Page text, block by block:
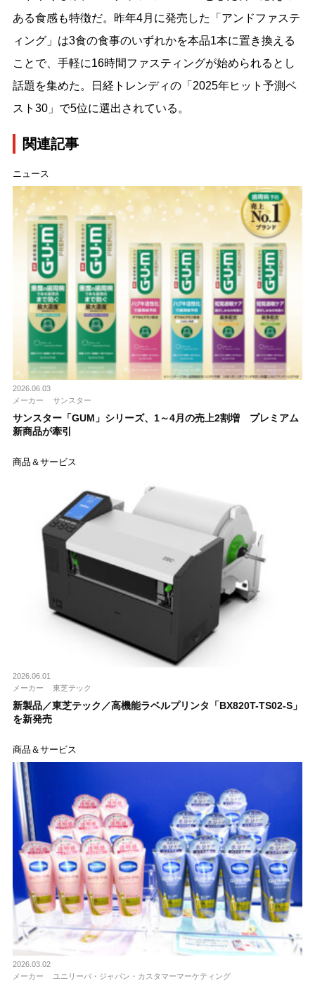
ある食感も特徴だ。昨年4月に発売した「アンドファステ
ィング」は3食の食事のいずれかを本品1本に置き換える
ことで、手軽に16時間ファスティングが始められるとし
話題を集めた。日経トレンディの「2025年ヒット予測ベ
スト30」で5位に選出されている。
関連記事
ニュース
2026.06.03
メーカー
サンスター
サンスター「GUM」シリーズ、1～4月の売上2割増 プレミアム
新商品が牽引
商品＆サービス
2026.06.01
メーカー
東芝テック
新製品／東芝テック／高機能ラベルプリンタ「BX820T-TS02-S」
を新発売
商品＆サービス
2026.03.02
メーカー
ユニリーバ・ジャパン・カスタマーマーケティング